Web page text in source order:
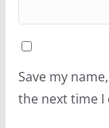
Save my
the next time I